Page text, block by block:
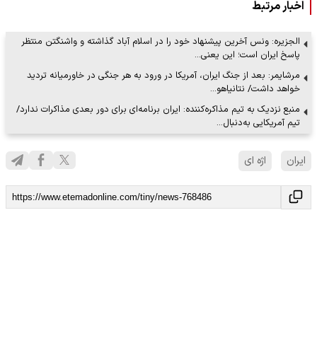
اخبار مرتبط
الجزیره: ونس آخرین پیشنهاد خود را در اسلام آباد گذاشته و واشنگتن منتظر
پاسخ ایران است؛ این یعنی…
مرشایمر: بعد از جنگ ایران، آمریکا در ورود به هر جنگی در خاورمیانه تردید
خواهد داشت/ نتانیاهو…
منبع نزدیک به تیم مذاکره‌کننده: ایران برنامه‌ای برای دور بعدی مذاکرات ندارد/
تیم آمریکایی به‌دنبال…
ایران اژه ای